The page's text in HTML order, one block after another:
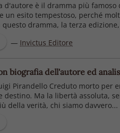
d'autore è il dramma più
un esito tempestoso, perché
questo dramma, la terza
— Invictus Editore
biografia dell'autore ed
Pirandello Creduto morto per
destino. Ma la libertà assoluta,
della verità, chi siamo davvero...